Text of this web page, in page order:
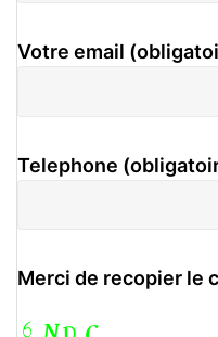
Votre email
Telephone
Merci de recopier le